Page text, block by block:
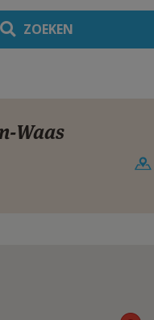
ZOEKEN
Waas